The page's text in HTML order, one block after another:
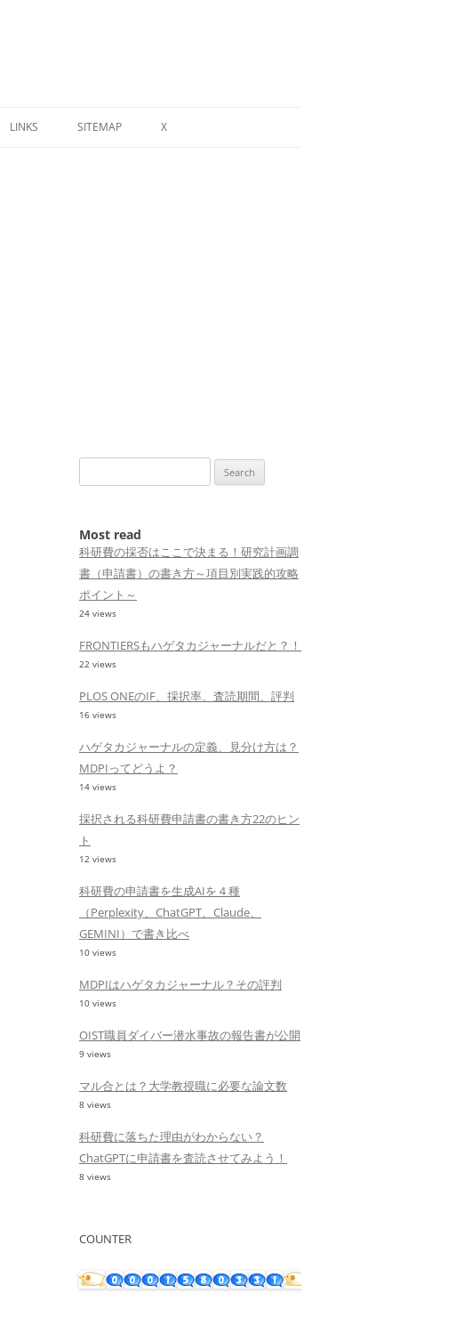
LINKS SITEMAP X
for:
Most read
科研費の採否はここで決まる！研究計画調
書（申請書）の書き方～項目別実践的攻略
ポイント～
24 views
FRONTIERSもハゲタカジャーナルだと？！
22 views
PLOS ONEのIF、採択率、査読期間、評判
16 views
ハゲタカジャーナルの定義、見分け方は？
MDPIってどうよ？
14 views
採択される科研費申請書の書き方22のヒン
ト
12 views
科研費の申請書を生成AIを４種
（Perplexity、ChatGPT、Claude、
GEMINI）で書き比べ
10 views
MDPIはハゲタカジャーナル？その評判
10 views
OIST職員ダイバー潜水事故の報告書が公開
9 views
マル合とは？大学教授職に必要な論文数
8 views
科研費に落ちた理由がわからない？
ChatGPTに申請書を査読させてみよう！
8 views
COUNTER